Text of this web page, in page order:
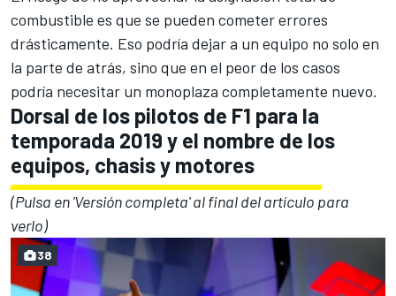
combustible es que se pueden cometer errores
drásticamente. Eso podría dejar a un equipo no solo en
la parte de atrás, sino que en el peor de los casos
podría necesitar un monoplaza completamente nuevo.
Dorsal de los pilotos de F1 para la
temporada 2019 y el nombre de los
equipos, chasis y motores
(Pulsa en 'Versión completa' al final del artículo para
verlo)
38